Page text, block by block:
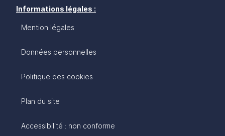
Informations légales :
Mention légales
Données personnelles
Politique des cookies
Plan du site
Accessibilité : non conforme